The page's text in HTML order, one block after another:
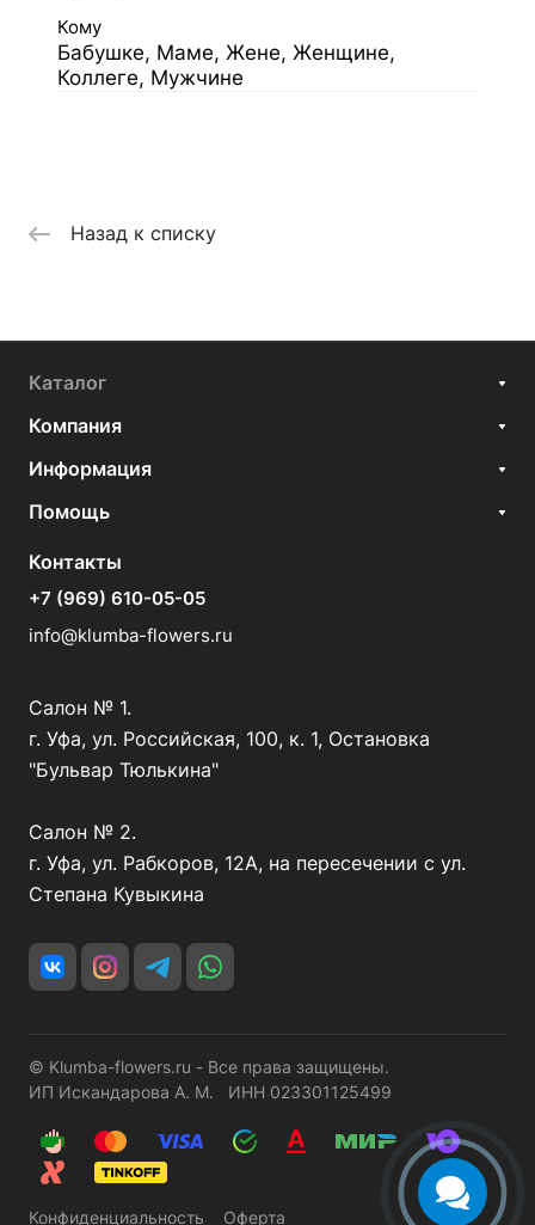
Кому
Бабушке, Маме, Жене, Женщине,
Коллеге, Мужчине
Назад к списку
Каталог
Компания
Информация
Помощь
Контакты
+7 (969) 610-05-05
info@klumba-flowers.ru
Салон № 1.
г. Уфа, ул. Российская, 100, к. 1, Остановка
"Бульвар Тюлькина"
Салон № 2.
г. Уфа, ул. Рабкоров, 12А, на пересечении с ул.
Степана Кувыкина
© Klumba-flowers.ru - Все права защищены.
ИП Искандарова А. М. ИНН 023301125499
Конфиденциальность Оферта